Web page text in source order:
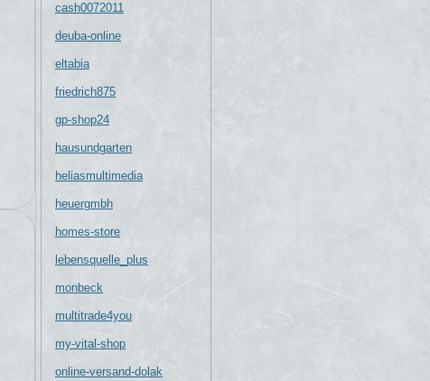
cash0072011
deuba-online
eltabia
friedrich875
gp-shop24
hausundgarten
heliasmultimedia
heuergmbh
homes-store
lebensquelle_plus
monbeck
multitrade4you
my-vital-shop
online-versand-dolak